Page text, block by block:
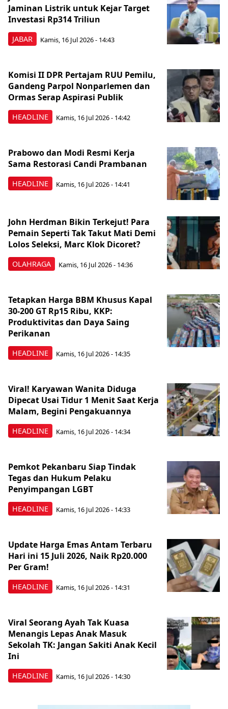
JABAR
Jaminan Listrik untuk Kejar Target
Investasi Rp314 Triliun
Kamis, 16 Jul 2026 - 14:43
HEADLINE
Komisi II DPR Pertajam RUU Pemilu,
Gandeng Parpol Nonparlemen dan
Ormas Serap Aspirasi Publik
Kamis, 16 Jul 2026 - 14:42
HEADLINE
Prabowo dan Modi Resmi Kerja
Sama Restorasi Candi Prambanan
Kamis, 16 Jul 2026 - 14:41
OLAHRAGA
John Herdman Bikin Terkejut! Para
Pemain Seperti Tak Takut Mati Demi
Lolos Seleksi, Marc Klok Dicoret?
Kamis, 16 Jul 2026 - 14:36
HEADLINE
Tetapkan Harga BBM Khusus Kapal
30-200 GT Rp15 Ribu, KKP:
Produktivitas dan Daya Saing
Perikanan
Kamis, 16 Jul 2026 - 14:35
HEADLINE
Viral! Karyawan Wanita Diduga
Dipecat Usai Tidur 1 Menit Saat Kerja
Malam, Begini Pengakuannya
Kamis, 16 Jul 2026 - 14:34
HEADLINE
Pemkot Pekanbaru Siap Tindak
Tegas dan Hukum Pelaku
Penyimpangan LGBT
Kamis, 16 Jul 2026 - 14:33
HEADLINE
Update Harga Emas Antam Terbaru
Hari ini 15 Juli 2026, Naik Rp20.000
Per Gram!
Kamis, 16 Jul 2026 - 14:31
HEADLINE
Viral Seorang Ayah Tak Kuasa
Menangis Lepas Anak Masuk
Sekolah TK: Jangan Sakiti Anak Kecil
Ini
Kamis, 16 Jul 2026 - 14:30